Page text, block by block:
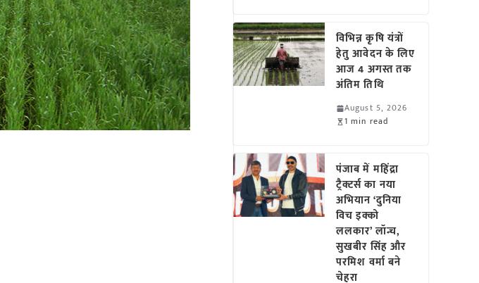
विभिन्न कृषि यंत्रों
हेतु आवेदन के लिए
आज 4 अगस्त तक
अंतिम तिथि
August 5, 2026
1 min read
पंजाब में महिंद्रा
ट्रैक्टर्स का नया
अभियान ‘दुनिया
विच इक्को
ललकार’ लॉन्च,
सुखबीर सिंह और
परमिश वर्मा बने
चेहरा